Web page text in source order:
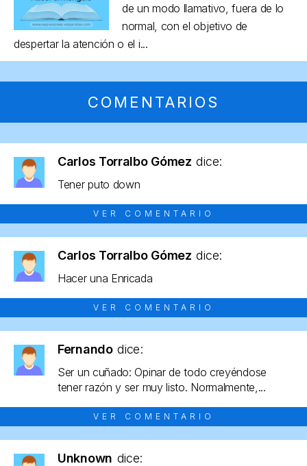
de un modo llamativo, fuera de lo
normal, con el objetivo de
despertar la atención o el i...
COMENTARIOS
Carlos Torralbo Gómez dice:
Tener puto down
VER COMENTARIO
Carlos Torralbo Gómez dice:
Hacer una Enricada
VER COMENTARIO
Fernando dice:
Ser un cuñado: Opinar de todo creyéndose
tener razón y ser muy listo. Normalmente,...
VER COMENTARIO
Unknown dice: